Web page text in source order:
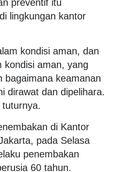
preventif itu
lingkungan kantor
kondisi aman, dan
kondisi aman, yang
bagaimana keamanan
dirawat dan dipelihara.
di Kantor
pada Selasa
penembakan
60 tahun.